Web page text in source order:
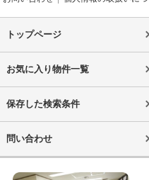
トップページ
お気に入り物件一覧
保存した検索条件
問い合わせ